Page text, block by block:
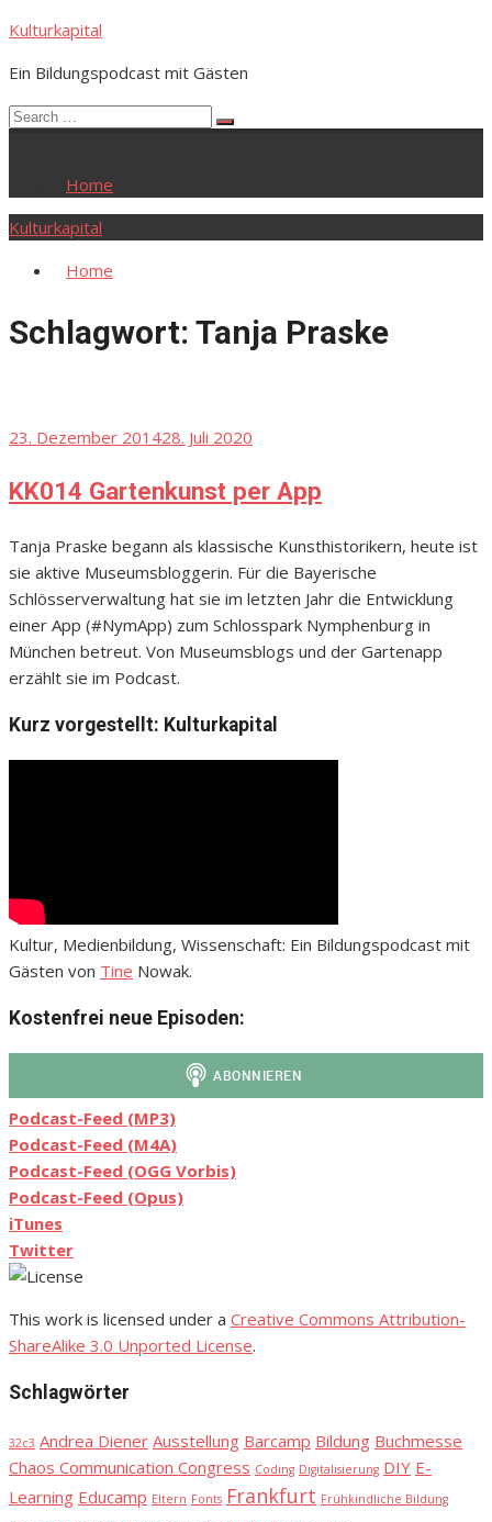
Skip
content
Kulturkapital
Ein Bildungspodcast mit Gästen
Search
Search
Home
Kulturkapital
Home
Schlagwort: Tanja Praske
Posted
23. Dezember 201428. Juli 2020
KK014 Gartenkunst per App
Tanja Praske begann als klassische Kunsthistorikern, heute ist
sie aktive Museumsbloggerin. Für die Bayerische
Schlösserverwaltung hat sie im letzten Jahr die Entwicklung
einer App (#NymApp) zum Schlosspark Nymphenburg in
München betreut. Von Museumsblogs und der Gartenapp
erzählt sie im Podcast.
Kurz vorgestellt: Kulturkapital
Kultur, Medienbildung, Wissenschaft: Ein Bildungspodcast mit
Gästen von Tine Nowak.
Kostenfrei neue Episoden:
Podcast-Feed (MP3)
Podcast-Feed (M4A)
Podcast-Feed (OGG Vorbis)
Podcast-Feed (Opus)
iTunes
Twitter
This work is licensed under a Creative Commons Attribution-
ShareAlike 3.0 Unported License.
Schlagwörter
32c3 Andrea Diener Ausstellung Barcamp Bildung Buchmesse
Chaos Communication Congress Coding Digitalisierung DIY E-
Learning Educamp Eltern Fonts Frankfurt Frühkindliche Bildung